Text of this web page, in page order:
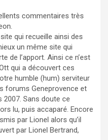
commentaires très
qui recueille ainsi des
un même site qui
de l’apport. Ainsi ce n’est
qui a découvert ces
humble (hum) serviteur
forums Geneprovence et
2007. Sans doute ce
lu, puis accaparé. Encore
par Lionel alors qu’il
par Lionel Bertrand,